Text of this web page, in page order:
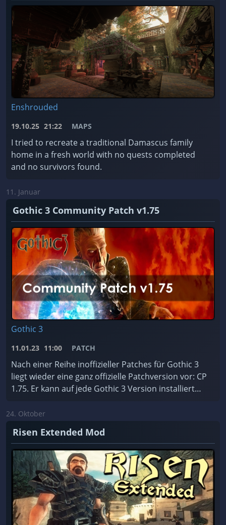
Enshrouded
19.10.25 21:22 MAPS
I tried to recreate a traditional Damascus family
home in a fresh world with no quests completed
and no survivors found.
11. Januar
Gothic 3 Community Patch v1.75
Gothic 3
11.01.23 11:00 PATCH
Nach einer Reihe inoffizieller Patches für Gothic 3
liegt wieder eine ganz offizielle Patchversion vor: CP
1.75. Er kann auf jede Gothic 3 Version installiert
24. Oktober
Risen Extended Mod